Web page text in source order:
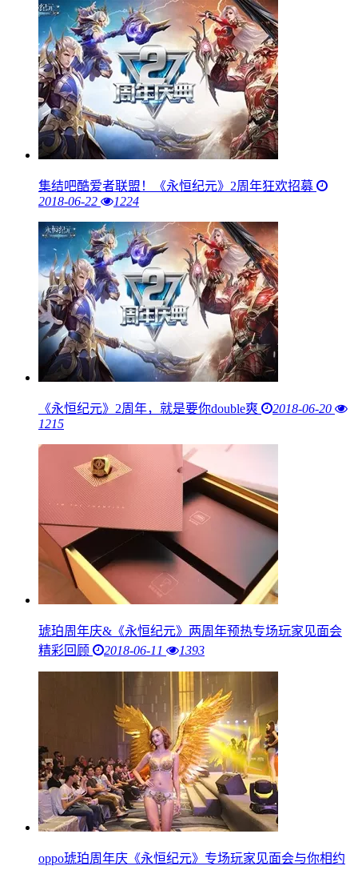
集结吧酷爱者联盟！《永恒纪元》2周年狂欢招募
2018-06-22
1224
《永恒纪元》2周年，就是要你double爽
2018-06-20
1215
琥珀周年庆&《永恒纪元》两周年预热专场玩家见面会
精彩回顾
2018-06-11 1393
oppo琥珀周年庆《永恒纪元》专场玩家见面会与你相约